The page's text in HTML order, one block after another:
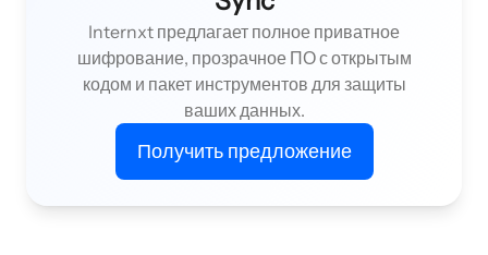
Internxt предлагает полное приватное
шифрование, прозрачное ПО с открытым
кодом и пакет инструментов для защиты
ваших данных.
Получить предложение